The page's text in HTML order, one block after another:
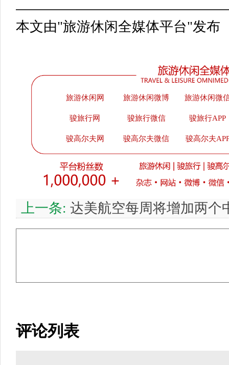
本文由"旅游休闲全媒体平台"发布
旅游休闲网 旅游休闲微博 旅游休闲微
骏旅行网 骏旅行微信 骏旅行APP
骏高尔夫网 骏高尔夫微信 骏高尔夫
上一条: 达美航空每周将增加两个
评论列表